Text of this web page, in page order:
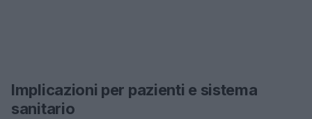
Implicazioni per pazienti e sistema
sanitario